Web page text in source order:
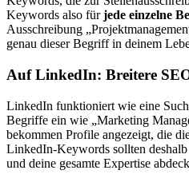
Keywords also fürjede einzelne
Ausschreibung
genau dieser Begriff in deinem
Auf LinkedIn: Breitere
LinkedIn funktioniert wie eine
Begriffe ein wie „Marketing
bekommen Profile angezeigt, die
LinkedIn-Keywords sollten
und deine gesamte Expertise